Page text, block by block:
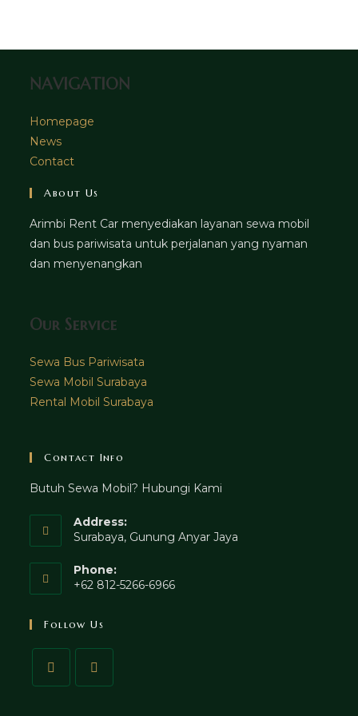
tab
NAVIGATION
Homepage
News
Contact
About Us
Arimbi Rent Car menyediakan layanan sewa mobil
dan bus pariwisata untuk perjalanan yang nyaman
dan menyenangkan
Our Service
Sewa Bus Pariwisata
Sewa Mobil Surabaya
Rental Mobil Surabaya
Contact Info
Butuh Sewa Mobil? Hubungi Kami
Address:
Surabaya, Gunung Anyar Jaya
Phone:
+62 812-5266-6966
Follow Us